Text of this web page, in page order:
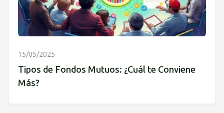
15/05/2025
Tipos de Fondos Mutuos: ¿Cuál te Conviene
Más?